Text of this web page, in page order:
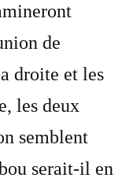
de
droite et les
les deux
semblent
serait-il en